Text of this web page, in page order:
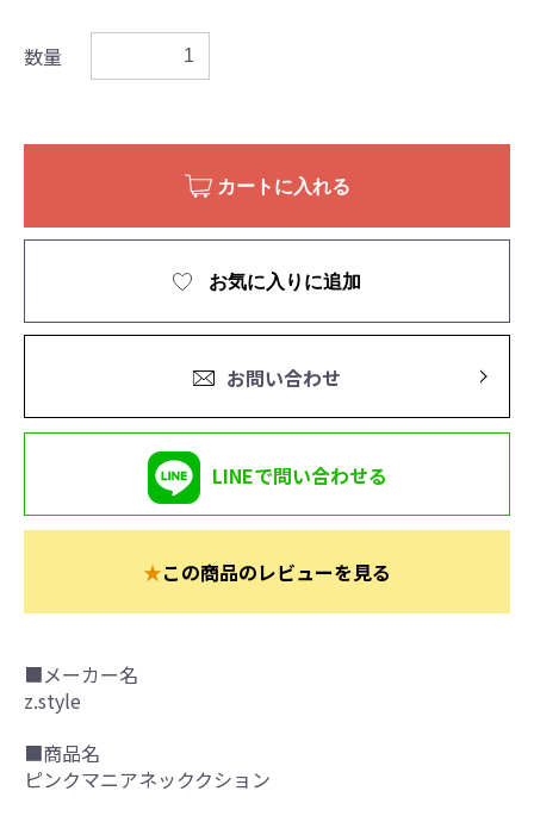
数量
カートに入れる
お気に入りに追加
お問い合わせ
LINEで問い合わせる
★この商品のレビューを見る
■メーカー名
z.style
■商品名
ピンクマニアネッククション